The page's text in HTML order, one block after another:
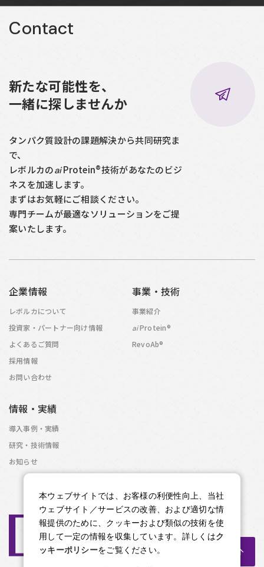
Contact
新たな可能性を、
一緒に探しませんか
タンパク質設計の課題解決から共同研究ま
で、
レボルカのai Protein®技術があなたのビジ
ネスを加速します。
まずはお気軽にご相談ください。
専門チームが最適なソリューションをご提
案いたします。
企業情報
レボルカについて
投資家・パートナー向け情報
よくあるご質問
採用情報
お問い合わせ
事業・技術
事業紹介
aiProtein®
RevoAb®
情報・実績
導入事例・実績
研究・技術情報
お知らせ
本ウェブサイトでは、お客様の利便性向上、当社
ウェブサイト／サービスの改善、および適切な情
報提供のために、クッキーおよび類似の技術を使
用して一定の情報を収集しています。詳しくはク
ッキーポリシーをご覧ください。